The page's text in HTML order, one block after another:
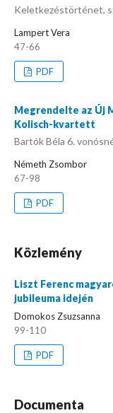
Keletkezéstörténet,
Lampert Vera
47-66
PDF
Megrendelte az Új
Kolisch-kvartett
Bartók Béla 6.
Németh Zsombor
67-98
PDF
Közlemény
Liszt Ferenc
jubileuma idején
Domokos Zsuzsanna
99-110
PDF
Documenta